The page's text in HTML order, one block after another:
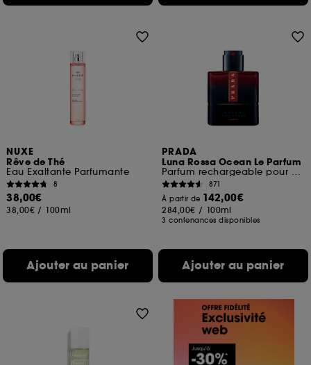
NUXE
Rêve de Thé
Eau Exaltante Parfumante
8
38,00€
38,00€ / 100ml
Ajouter au panier
PRADA
Luna Rossa Ocean Le Parfum
Parfum rechargeable pour homme au sillage boisé
871
À partir de 142,00€
284,00€ / 100ml
3 contenances disponibles
Ajouter au panier